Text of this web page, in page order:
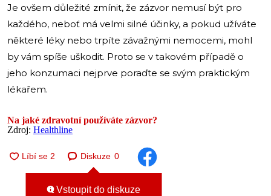
Je ovšem důležité zmínit, že zázvor nemusí být pro
každého, neboť má velmi silné účinky, a pokud užíváte
některé léky nebo trpíte závažnými nemocemi, mohl
by vám spíše uškodit. Proto se v takovém případě o
jeho konzumaci nejprve poraďte se svým praktickým
lékařem.
Na jaké zdravotní používáte zázvor?
Zdroj: Healthline
Diskuze 0
Vstoupit do diskuze